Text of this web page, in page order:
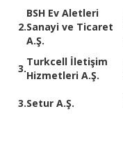
2.
BSH Ev Aletleri
Sanayi ve Ticaret
A.Ş.
3.
Turkcell İletişim
Hizmetleri A.Ş.
3.Setur A.Ş.